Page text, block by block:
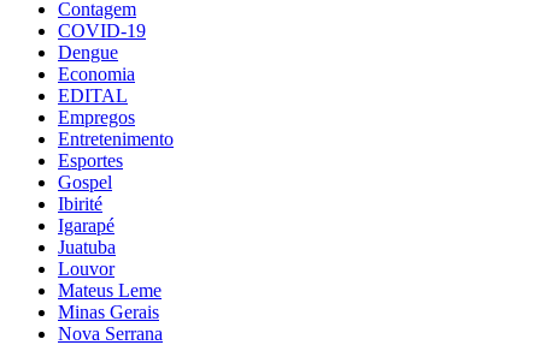
Contagem
COVID-19
Dengue
Economia
EDITAL
Empregos
Entretenimento
Esportes
Gospel
Ibirité
Igarapé
Juatuba
Louvor
Mateus Leme
Minas Gerais
Nova Serrana